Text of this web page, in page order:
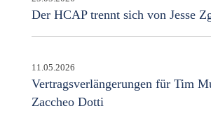
Der HCAP trennt sich von Jesse
11.05.2026
Vertragsverlängerungen für Tim
Zaccheo Dotti